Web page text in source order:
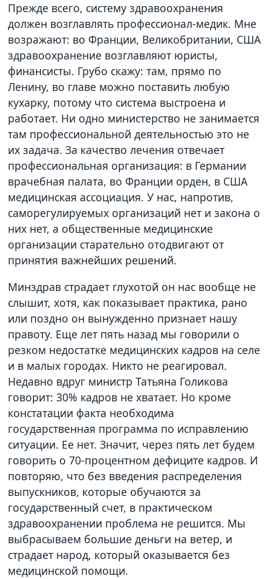
Прежде всего, систему здравоохранения
должен возглавлять профессионал-медик. Мне
возражают: во Франции, Великобритании, США
здравоохранение возглавляют юристы,
финансисты. Грубо скажу: там, прямо по
Ленину, во главе можно поставить любую
кухарку, потому что система выстроена и
работает. Ни одно министерство не занимается
там профессиональной деятельностью это не
их задача. За качество лечения отвечает
профессиональная организация: в Германии
врачебная палата, во Франции орден, в США
медицинская ассоциация. У нас, напротив,
саморегулируемых организаций нет и закона о
них нет, а общественные медицинские
организации старательно отодвигают от
принятия важнейших решений.
Минздрав страдает глухотой он нас вообще не
слышит, хотя, как показывает практика, рано
или поздно он вынужденно признает нашу
правоту. Еще лет пять назад мы говорили о
резком недостатке медицинских кадров на селе
и в малых городах. Никто не реагировал.
Недавно вдруг министр Татьяна Голикова
говорит: 30% кадров не хватает. Но кроме
констатации факта необходима
государственная программа по исправлению
ситуации. Ее нет. Значит, через пять лет будем
говорить о 70-процентном дефиците кадров. И
повторяю, что без введения распределения
выпускников, которые обучаются за
государственный счет, в практическом
здравоохранении проблема не решится. Мы
выбрасываем большие деньги на ветер, и
страдает народ, который оказывается без
медицинской помощи.